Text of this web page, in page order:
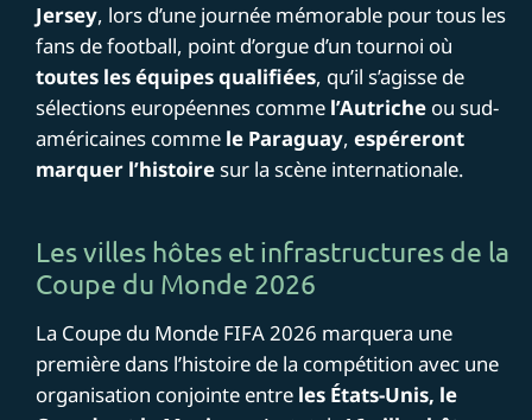
Jersey, lors d’une journée mémorable pour tous les
fans de football, point d’orgue d’un tournoi où
toutes les équipes qualifiées, qu’il s’agisse de
sélections européennes comme l’Autriche ou sud-
américaines comme le Paraguay,espéreront
marquer l’histoire sur la scène internationale.
Les villes hôtes et infrastructures de la
Coupe du Monde 2026
La Coupe du Monde FIFA 2026 marquera une
première dans l’histoire de la compétition avec une
organisation conjointe entre les États-Unis, le